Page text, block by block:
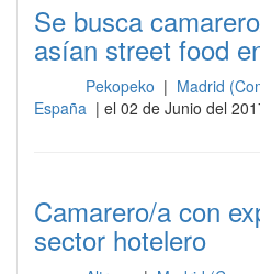
Se busca
asían street food
Pekopeko | Madrid
España | el 02 de Junio del
Camarero/a con
sector hotelero